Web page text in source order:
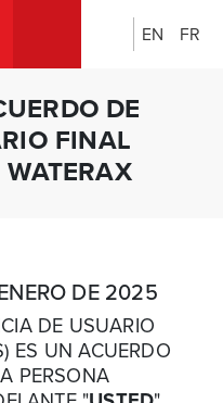
Búsqueda:
EN FR
DE
FINAL
DE 2025
DE USUARIO
ES UN ACUERDO
PERSONA